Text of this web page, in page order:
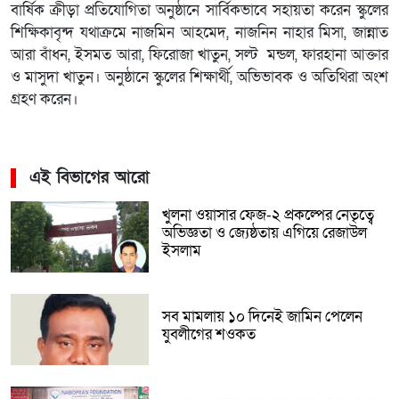
বার্ষিক ক্রীড়া প্রতিযোগিতা অনুষ্ঠানে সার্বিকভাবে সহায়তা করেন স্কুলের
শিক্ষিকাবৃন্দ যথাক্রমে নাজমিন আহমেদ, নাজনিন নাহার মিসা, জান্নাত
আরা বাঁধন, ইসমত আরা, ফিরোজা খাতুন, সল্ট মন্ডল, ফারহানা আক্তার
ও মাসুদা খাতুন। অনুষ্ঠানে স্কুলের শিক্ষার্থী, অভিভাবক ও অতিথিরা অংশ
গ্রহণ করেন।
এই বিভাগের আরো
খুলনা ওয়াসার ফেজ-২ প্রকল্পের নেতৃত্বে
অভিজ্ঞতা ও জ্যেষ্ঠতায় এগিয়ে রেজাউল
ইসলাম
সব মামলায় ১০ দিনেই জামিন পেলেন
যুবলীগের শওকত